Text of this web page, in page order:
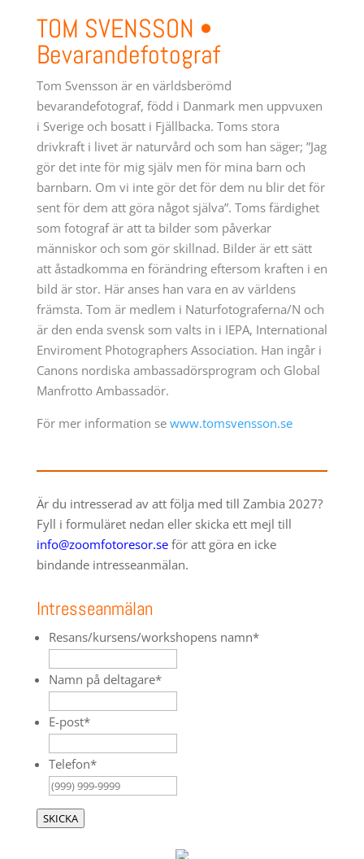
TOM SVENSSON •
Bevarandefotograf
Tom Svensson är en världsberömd
bevarandefotograf, född i Danmark men uppvuxen
i Sverige och bosatt i Fjällbacka. Toms stora
drivkraft i livet är naturvård och som han säger; ”Jag
gör det inte för mig själv men för mina barn och
barnbarn. Om vi inte gör det för dem nu blir det för
sent för dem att göra något själva”. Toms färdighet
som fotograf är att ta bilder som påverkar
människor och som gör skillnad. Bilder är ett sätt
att åstadkomma en förändring eftersom kraften i en
bild är stor. Här anses han vara en av världens
främsta. Tom är medlem i Naturfotograferna/N och
är den enda svensk som valts in i IEPA, International
Enviroment Photographers Association. Han ingår i
Canons nordiska ambassadörsprogram och Global
Manfrotto Ambassadör.
För mer information se www.tomsvensson.se
Är du intresserad av att följa med till Zambia 2027?
Fyll i formuläret nedan eller skicka ett mejl till
info@zoomfotoresor.se för att göra en icke
bindande intresseanmälan.
Intresseanmälan
Resans/kursens/workshopens namn*
Namn på deltagare*
E-post*
Telefon*
SKICKA
Genom att skicka in det här formuläret går du med på att ta emot
marketing emails från: Zoomfotoresor, Arabygatan 40, VÃ¤xjÃ¶, SE. Du
kan när som helst ta tillbaka ditt medgivande till att ta emot e-post med
SafeUnsubscribe®-länken som du hittar längst ner i varje e-
postmeddelande.E-postmeddelanden handhas av Constant Contact.
SKICKA!